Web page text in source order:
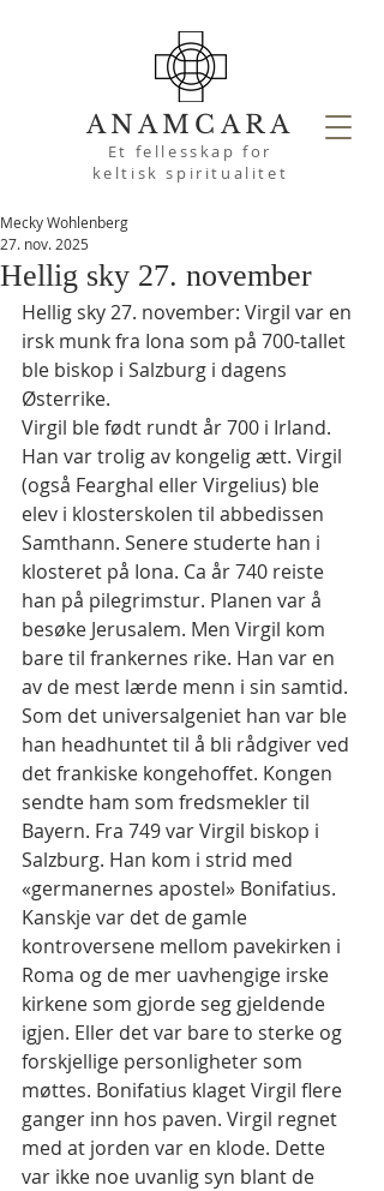
ANAMCARA
Et fellesskap for
keltisk spiritualitet
Hellig sky 27. november
Mecky Wohlenberg
27. nov. 2025
Hellig sky 27. november: Virgil var en
irsk munk fra Iona som på 700-tallet
ble biskop i Salzburg i dagens
Østerrike.
Virgil ble født rundt år 700 i Irland.
Han var trolig av kongelig ætt. Virgil
(også Fearghal eller Virgelius) ble
elev i klosterskolen til abbedissen
Samthann. Senere studerte han i
klosteret på Iona. Ca år 740 reiste
han på pilegrimstur. Planen var å
besøke Jerusalem. Men Virgil kom
bare til frankernes rike. Han var en
av de mest lærde menn i sin samtid.
Som det universalgeniet han var ble
han headhuntet til å bli rådgiver ved
det frankiske kongehoffet. Kongen
sendte ham som fredsmekler til
Bayern. Fra 749 var Virgil biskop i
Salzburg. Han kom i strid med
«germanernes apostel» Bonifatius.
Kanskje var det de gamle
kontroversene mellom pavekirken i
Roma og de mer uavhengige irske
kirkene som gjorde seg gjeldende
igjen. Eller det var bare to sterke og
forskjellige personligheter som
møttes. Bonifatius klaget Virgil flere
ganger inn hos paven. Virgil regnet
med at jorden var en klode. Dette
var ikke noe uvanlig syn blant de